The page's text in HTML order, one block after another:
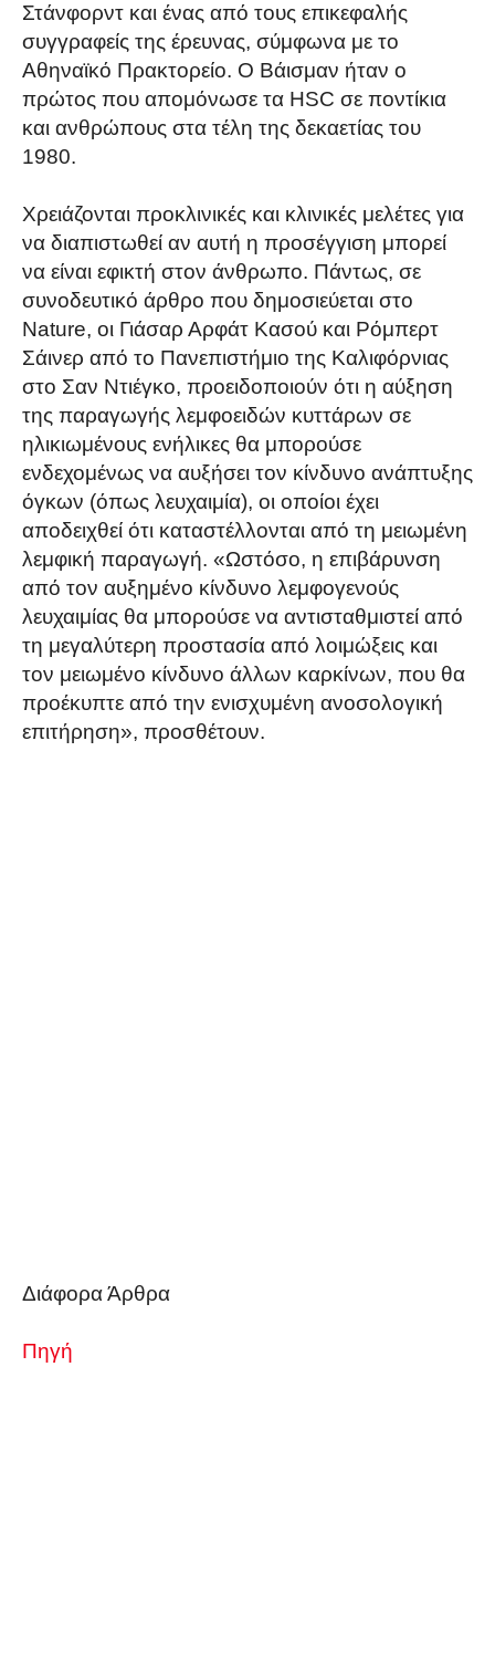
Στάνφορντ και ένας από τους επικεφαλής
συγγραφείς της έρευνας, σύμφωνα με το
Αθηναϊκό Πρακτορείο. Ο Βάισμαν ήταν ο
πρώτος που απομόνωσε τα HSC σε ποντίκια
και ανθρώπους στα τέλη της δεκαετίας του
1980.
Χρειάζονται προκλινικές και κλινικές μελέτες για
να διαπιστωθεί αν αυτή η προσέγγιση μπορεί
να είναι εφικτή στον άνθρωπο. Πάντως, σε
συνοδευτικό άρθρο που δημοσιεύεται στο
Nature, οι Γιάσαρ Αρφάτ Κασού και Ρόμπερτ
Σάινερ από το Πανεπιστήμιο της Καλιφόρνιας
στο Σαν Ντιέγκο, προειδοποιούν ότι η αύξηση
της παραγωγής λεμφοειδών κυττάρων σε
ηλικιωμένους ενήλικες θα μπορούσε
ενδεχομένως να αυξήσει τον κίνδυνο ανάπτυξης
όγκων (όπως λευχαιμία), οι οποίοι έχει
αποδειχθεί ότι καταστέλλονται από τη μειωμένη
λεμφική παραγωγή. «Ωστόσο, η επιβάρυνση
από τον αυξημένο κίνδυνο λεμφογενούς
λευχαιμίας θα μπορούσε να αντισταθμιστεί από
τη μεγαλύτερη προστασία από λοιμώξεις και
τον μειωμένο κίνδυνο άλλων καρκίνων, που θα
προέκυπτε από την ενισχυμένη ανοσολογική
επιτήρηση», προσθέτουν.
Διάφορα Άρθρα
Πηγή